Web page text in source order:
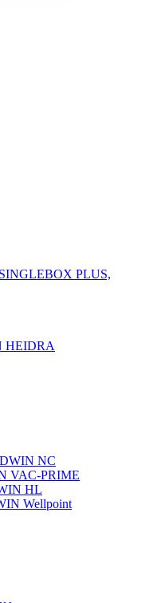
PLUS,
HEIDRA
NC
VAC-PRIME
HL
Wellpoint